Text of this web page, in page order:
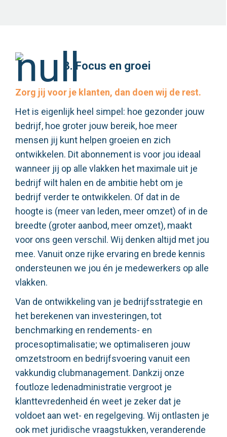
3. Focus en groei
Zorg jij voor je klanten, dan doen wij de rest.
Het is eigenlijk heel simpel: hoe gezonder jouw
bedrijf, hoe groter jouw bereik, hoe meer
mensen jij kunt helpen groeien en zich
ontwikkelen. Dit abonnement is voor jou ideaal
wanneer jij op alle vlakken het maximale uit je
bedrijf wilt halen en de ambitie hebt om je
bedrijf verder te ontwikkelen. Of dat in de
hoogte is (meer van leden, meer omzet) of in de
breedte (groter aanbod, meer omzet), maakt
voor ons geen verschil. Wij denken altijd met jou
mee. Vanuit onze rijke ervaring en brede kennis
ondersteunen we jou én je medewerkers op alle
vlakken.
Van de ontwikkeling van je bedrijfsstrategie en
het berekenen van investeringen, tot
benchmarking en rendements- en
procesoptimalisatie; we optimaliseren jouw
omzetstroom en bedrijfsvoering vanuit een
vakkundig clubmanagement. Dankzij onze
foutloze ledenadministratie vergroot je
klanttevredenheid én weet je zeker dat je
voldoet aan wet- en regelgeving. Wij ontlasten je
ook met juridische vraagstukken, veranderende